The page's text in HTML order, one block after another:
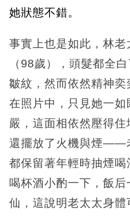
她狀態不錯。
事實上也是如此，林老
（98歲），頭髮都全
皺紋，然而依然精神奕
在照片中，只見她一如
嚴，這面相依然壓得
還擺放了火機與煙——
都保留著年輕時抽煙
喝杯酒小酌一下，飯
仙，這說明老太太身體